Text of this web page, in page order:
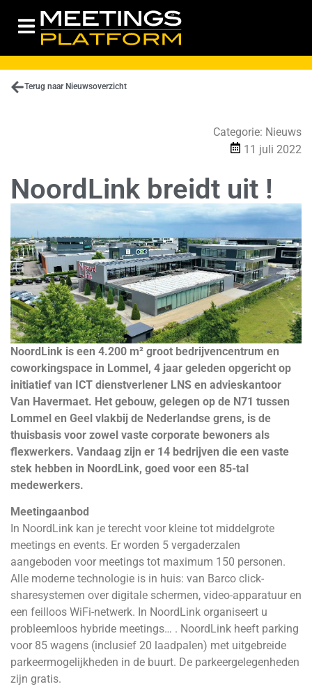
Terug naar Nieuwsoverzicht
Categorie: Nieuws
11 juli 2022
NoordLink breidt uit !
NoordLink is een 4.200 m² groot bedrijvencentrum en
coworkingspace in Lommel, 4 jaar geleden opgericht op
initiatief van ICT dienstverlener LNS en advieskantoor
Van Havermaet. Het gebouw, gelegen op de N71 tussen
Lommel en Geel vlakbij de Nederlandse grens, is de
thuisbasis voor zowel vaste corporate bewoners als
flexwerkers. Vandaag zijn er 14 bedrijven die een vaste
stek hebben in NoordLink, goed voor een 85-tal
medewerkers.
Meetingaanbod
In NoordLink kan je terecht voor kleine tot middelgrote
meetings en events. Er worden 5 vergaderzalen
aangeboden voor meetings tot maximum 150 personen.
Alle moderne technologie is in huis: van Barco click-
sharesystemen over digitale schermen, video-apparatuur en
een feilloos WiFi-netwerk. In NoordLink organiseert u
probleemloos hybride meetings… . NoordLink heeft parking
voor 85 wagens (inclusief 20 laadpalen) met uitgebreide
parkeermogelijkheden in de buurt. De parkeergelegenheden
zijn gratis.